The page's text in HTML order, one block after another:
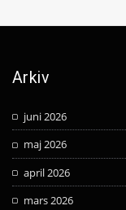
Arkiv
juni 2026
maj 2026
april 2026
mars 2026